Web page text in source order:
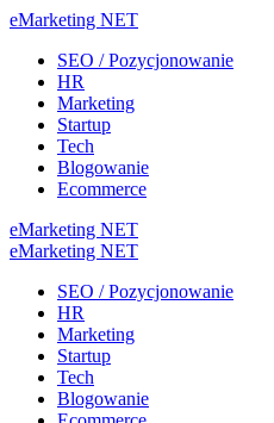
eMarketing NET
SEO / Pozycjonowanie
HR
Marketing
Startup
Tech
Blogowanie
Ecommerce
eMarketing NET
eMarketing NET
SEO / Pozycjonowanie
HR
Marketing
Startup
Tech
Blogowanie